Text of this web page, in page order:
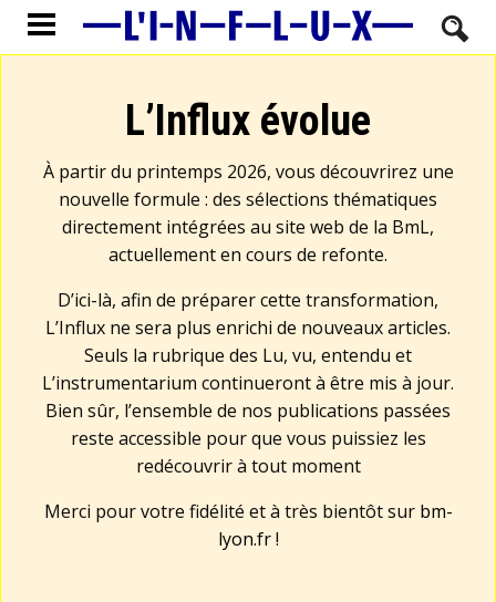
L’Influx évolue
À partir du printemps 2026, vous découvrirez une
nouvelle formule : des sélections thématiques
directement intégrées au site web de la BmL,
actuellement en cours de refonte.
D’ici-là, afin de préparer cette transformation,
L’Influx ne sera plus enrichi de nouveaux articles.
Seuls la rubrique des Lu, vu, entendu et
L’instrumentarium continueront à être mis à jour.
Bien sûr, l’ensemble de nos publications passées
reste accessible pour que vous puissiez les
redécouvrir à tout moment
Merci pour votre fidélité et à très bientôt sur bm-
lyon.fr!